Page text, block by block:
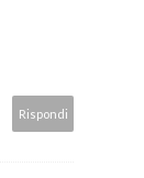
Rispondi